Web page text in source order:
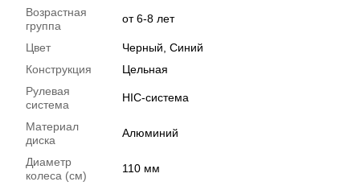
Возрастная
группа
от 6-8 лет
Цвет
Черный, Синий
Конструкция
Цельная
Рулевая
система
HIC-система
Материал
диска
Алюминий
Диаметр
колеса (см)
110 мм